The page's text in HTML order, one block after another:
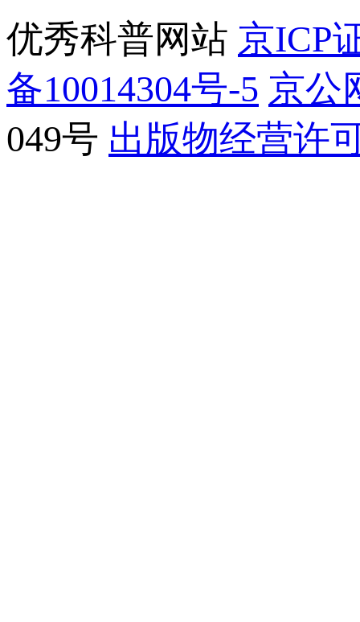
优秀科普网站 京ICP
备10014304号-5 京公
049号 出版物经营许